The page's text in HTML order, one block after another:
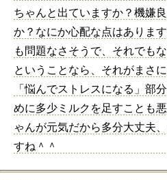
ちゃんと出ていますか？機嫌
か？なにか心配な点はありま
も問題なさそうで、それでも
ということなら、それがまさ
「悩んでストレスになる」部
めに多少ミルクを足すことも
ゃんが元気だから多分大丈夫
すね＾＾